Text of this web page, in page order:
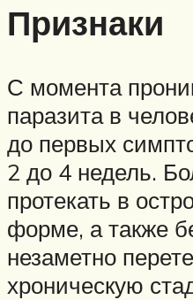
Признаки
С момента
паразита в
до первых
2 до 4 недель.
протекать в
форме, а также
незаметно
хроническую